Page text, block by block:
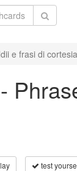
e frasi di
test